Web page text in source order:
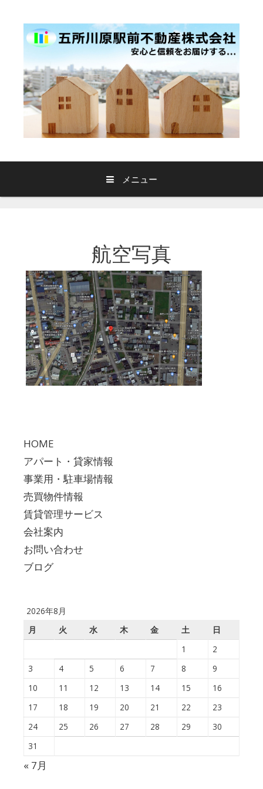
メニュー
航空写真
HOME
アパート・貸家情報
事業用・駐車場情報
売買物件情報
賃貸管理サービス
会社案内
お問い合わせ
ブログ
2026年8月
月
火 水 木 金 土
日
1
2
3
4 5 6 7 8
9
10
11 12 13 14 15
16
17
18 19 20 21 22
23
24
25 26 27 28 29
30
31
« 7月